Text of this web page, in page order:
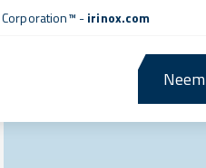
-irinox.com